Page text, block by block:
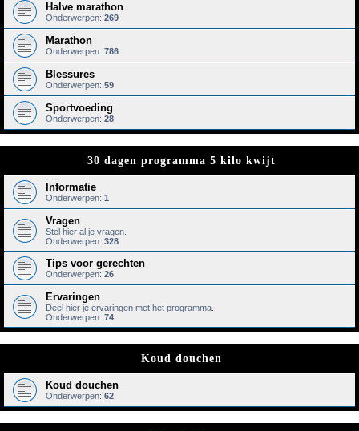
Halve marathon
Onderwerpen: 269
Marathon
Onderwerpen: 786
Blessures
Onderwerpen: 59
Sportvoeding
Onderwerpen: 28
30 dagen programma 5 kilo kwijt
Informatie
Onderwerpen: 1
Vragen
Stel hier al je vragen.
Onderwerpen: 328
Tips voor gerechten
Onderwerpen: 26
Ervaringen
Deel hier je ervaringen met het programma.
Onderwerpen: 74
Koud douchen
Koud douchen
Onderwerpen: 62